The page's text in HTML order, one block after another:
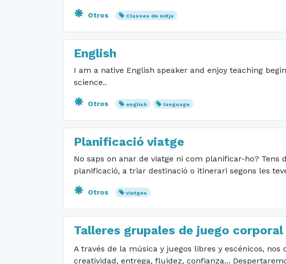
Otros Classes de mitja
English
I am a native English speaker and enjoy teaching
science..
Otros english language
Planificació viatge
No saps on anar de viatge ni com planificar-ho?
planificació, a triar destinació o itinerari segons les
Otros viatges
Talleres grupales de juego
A través de la música y juegos libres y escénicos,
creatividad, entrega, fluidez, confianza...